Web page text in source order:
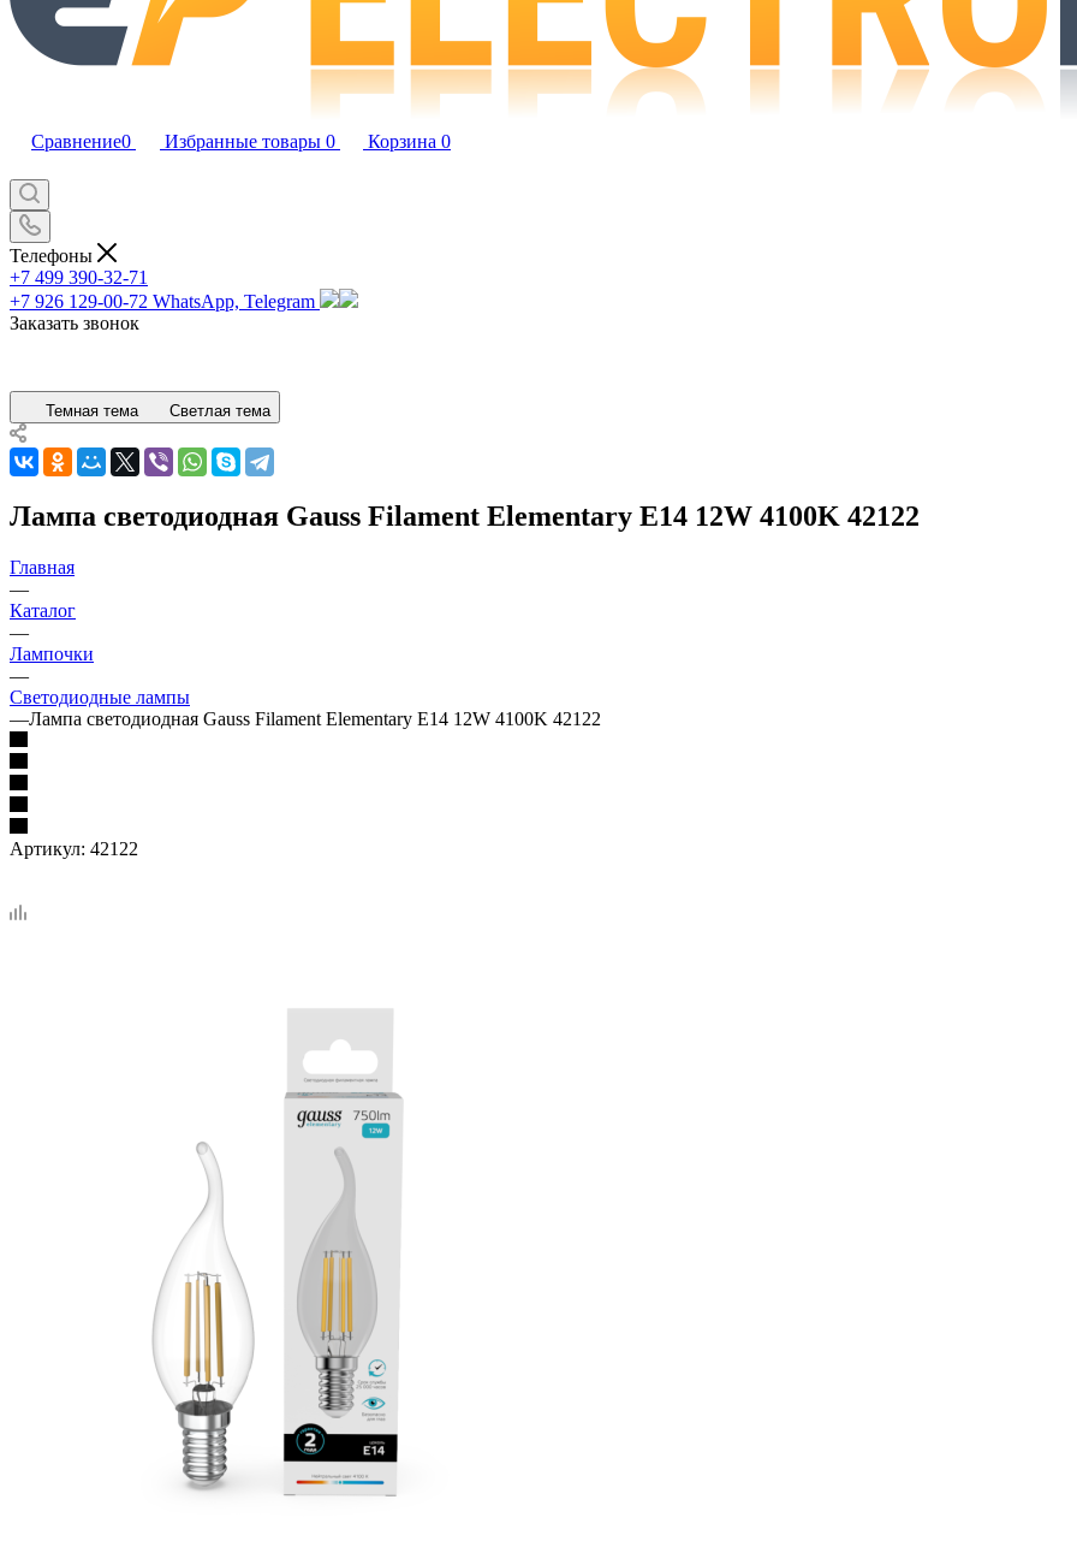
Сравнение0 Избранные товары 0 Корзина 0
Телефоны
+7 499 390-32-71
+7 926 129-00-72 WhatsApp, Telegram
Заказать звонок
Темная тема Светлая тема
Лампа светодиодная Gauss Filament Elementary E14 12W 4100K 42122
Главная
—
Каталог
—
Лампочки
—
Светодиодные лампы
—Лампа светодиодная Gauss Filament Elementary E14 12W 4100K 42122
Артикул: 42122